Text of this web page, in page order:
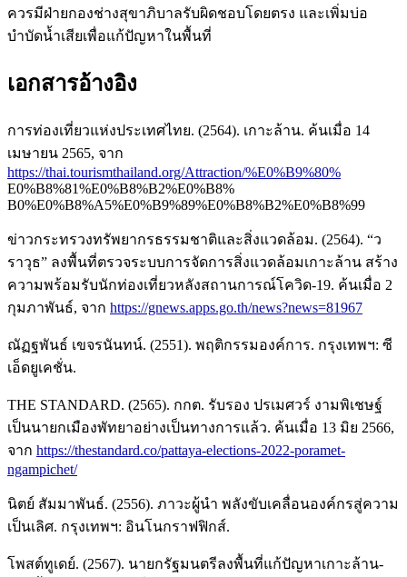
ควรมีฝ่ายกองช่างสุขาภิบาลรับผิดชอบโดยตรง และเพิ่มบ่อ
บำบัดน้ำเสียเพื่อแก้ปัญหาในพื้นที่
เอกสารอ้างอิง
การท่องเที่ยวแห่งประเทศไทย. (2564). เกาะล้าน. ค้นเมื่อ 14
เมษายน 2565, จาก
https://thai.tourismthailand.org/Attraction/%E0%B9%80%
E0%B8%81%E0%B8%B2%E0%B8%
B0%E0%B8%A5%E0%B9%89%E0%B8%B2%E0%B8%99
ข่าวกระทรวงทรัพยากรธรรมชาติและสิ่งแวดล้อม. (2564). “ว
ราวุธ” ลงพื้นที่ตรวจระบบการจัดการสิ่งแวดล้อมเกาะล้าน สร้าง
ความพร้อมรับนักท่องเที่ยวหลังสถานการณ์โควิด-19. ค้นเมื่อ 2
กุมภาพันธ์, จาก https://gnews.apps.go.th/news?news=81967
ณัฏฐพันธ์ เขจรนันทน์. (2551). พฤติกรรมองค์การ. กรุงเทพฯ: ซี
เอ็ดยูเคชั่น.
THE STANDARD. (2565). กกต. รับรอง ปรเมศวร์ งามพิเชษฐ์
เป็นนายกเมืองพัทยาอย่างเป็นทางการแล้ว. ค้นเมื่อ 13 มิย 2566,
จาก https://thestandard.co/pattaya-elections-2022-poramet-
ngampichet/
นิตย์ สัมมาพันธ์. (2556). ภาวะผู้นำ พลังขับเคลื่อนองค์กรสู่ความ
เป็นเลิศ. กรุงเทพฯ: อินโนกราฟฟิกส์.
โพสต์ทูเดย์. (2567). นายกรัฐมนตรีลงพื้นที่แก้ปัญหาเกาะล้าน-